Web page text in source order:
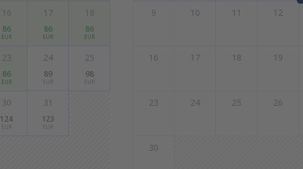
16
86
EUR
17
86
EUR
18
86
EUR
23
86
EUR
24
89
EUR
25
98
EUR
30
124
EUR
31
123
EUR
9 10 11 12
16 17 18 19
23 24 25 26
30